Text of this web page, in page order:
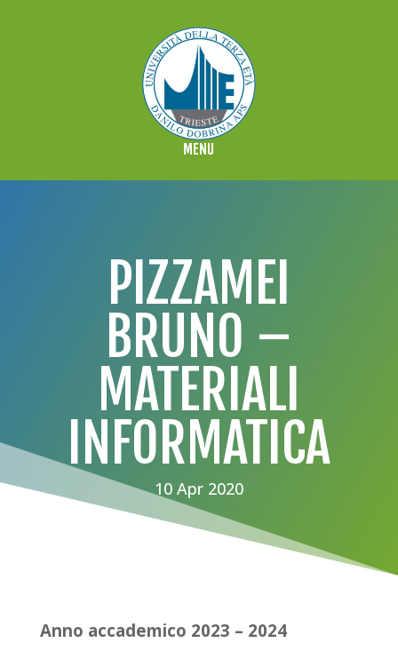
PIZZAMEI
BRUNO –
MATERIALI
INFORMATICA
10 Apr 2020
Anno accademico 2023 – 2024